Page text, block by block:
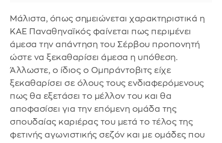
Μάλιστα, όπως σημειώνεται χαρακτηριστικά η
ΚΑΕ Παναθηναϊκός φαίνεται πως περιμένει
άμεσα την απάντηση του Σέρβου προπονητή
ώστε να ξεκαθαρίσει άμεσα η υπόθεση.
Άλλωστε, ο ίδιος ο Ομπράντοβιτς είχε
ξεκαθαρίσει σε όλους τους ενδιαφερόμενους
πως θα εξετάσει το μέλλον του και θα
αποφασίσει για την επόμενη ομάδα της
σπουδαίας καριέρας του μετά το τέλος της
φετινής αγωνιστικής σεζόν και με ομάδες που